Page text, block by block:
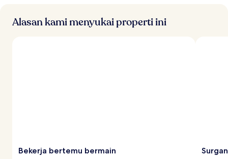
Alasan kami menyukai properti ini
Bekerja bertemu bermain